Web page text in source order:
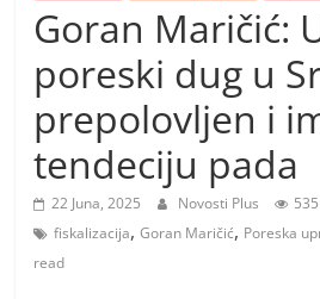
l
p
o
z
i
t
i
Goran Maričić:
poreski dug u
prepolovljen i
tendeciju pada
22 Juna, 2025 Novosti Plus
fiskalizacija,Goran Maričić, Poreska
read